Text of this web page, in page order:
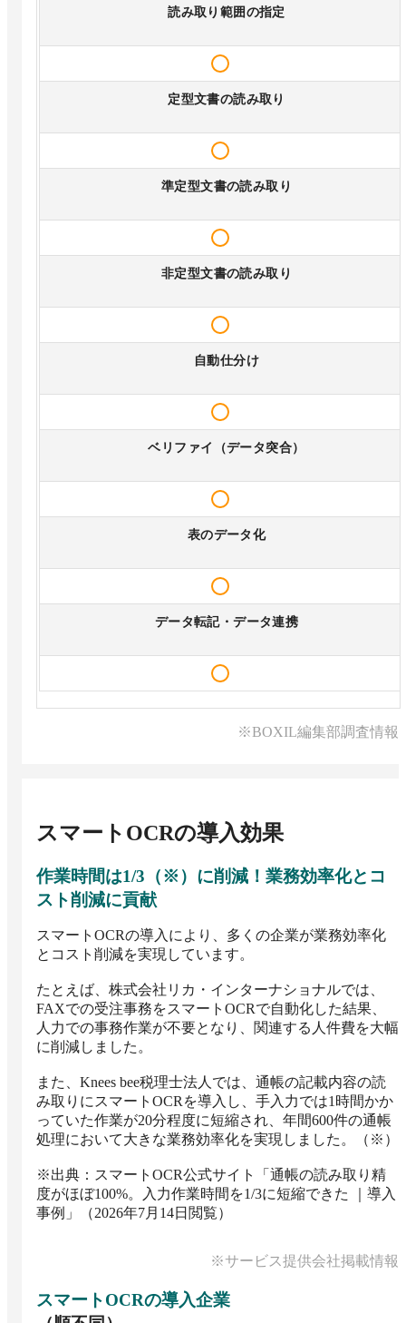
読み取り範囲の指定
定型文書の読み取り
準定型文書の読み取り
非定型文書の読み取り
自動仕分け
ベリファイ（データ突合）
表のデータ化
データ転記・データ連携
※BOXIL編集部調査情報
スマートOCRの導入効果
作業時間は1/3（※）に削減！業務効率化とコ
スト削減に貢献
スマートOCRの導入により、多くの企業が業務効率化
とコスト削減を実現しています。
たとえば、​株式会社リカ・インターナショナルでは、
FAXでの受注事務をスマートOCRで自動化した結果、
人力での事務作業が不要となり、関連する人件費を大幅
に削減しました。​
また、​Knees bee税理士法人では、通帳の記載内容の読
み取りにスマートOCRを導入し、手入力では1時間かか
っていた作業が20分程度に短縮され、年間600件の通帳
処理において大きな業務効率化を実現しました。（※）
※出典：スマートOCR公式サイト「通帳の読み取り精
度がほぼ100%。入力作業時間を1/3に短縮できた ｜導入
事例」（2026年7月14日閲覧）
※サービス提供会社掲載情報
スマートOCRの導入企業